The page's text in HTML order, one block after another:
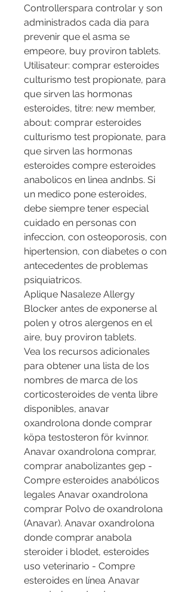
Controllerspara controlar y son
administrados cada dia para
prevenir que el asma se
empeore, buy proviron tablets.
Utilisateur: comprar esteroides
culturismo test propionate, para
que sirven las hormonas
esteroides, titre: new member,
about: comprar esteroides
culturismo test propionate, para
que sirven las hormonas
esteroides compre esteroides
anabolicos en linea andnbs. Si
un medico pone esteroides,
debe siempre tener especial
cuidado en personas con
infeccion, con osteoporosis, con
hipertension, con diabetes o con
antecedentes de problemas
psiquiatricos.
Aplique Nasaleze Allergy
Blocker antes de exponerse al
polen y otros alergenos en el
aire, buy proviron tablets.
Vea los recursos adicionales
para obtener una lista de los
nombres de marca de los
corticosteroides de venta libre
disponibles, anavar
oxandrolona donde comprar
köpa testosteron för kvinnor.
Anavar oxandrolona comprar,
comprar anabolizantes gep -
Compre esteroides anabólicos
legales Anavar oxandrolona
comprar Polvo de oxandrolona
(Anavar). Anavar oxandrolona
donde comprar anabola
steroider i blodet, esteroides
uso veterinario - Compre
esteroides en línea Anavar